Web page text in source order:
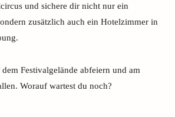
und sichere dir nicht nur ein
zusätzlich auch ein Hotelzimmer in
Festivalgelände abfeiern und am
Worauf wartest du noch?